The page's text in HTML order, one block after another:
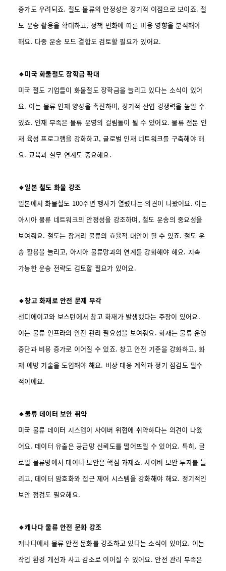
증가도 우려되죠. 철도 물류의 안정성은 장기적 이점으로 보이죠. 철
도 운송 활용을 확대하고, 정책 변화에 따른 비용 영향을 분석해야
해요. 다중 운송 모드 결합도 검토할 필요가 있어요.
🔹미국 화물철도 장학금 확대
미국 철도 기업들이 화물철도 장학금을 늘리고 있다는 소식이 있어
요. 이는 물류 인재 양성을 촉진하며, 장기적 산업 경쟁력을 높일 수
있죠. 인재 부족은 물류 운영의 걸림돌이 될 수 있어요. 물류 전문 인
재 육성 프로그램을 강화하고, 글로벌 인재 네트워크를 구축해야 해
요. 교육과 실무 연계도 중요해요.
🔹일본 철도 화물 강조
일본에서 화물철도 100주년 행사가 열렸다는 의견이 나왔어요. 이는
아시아 물류 네트워크의 안정성을 강조하며, 철도 운송의 중요성을
보여줘요. 철도는 장거리 물류의 효율적 대안이 될 수 있죠. 철도 운
송 활용을 늘리고, 아시아 물류망과의 연계를 강화해야 해요. 지속
가능한 운송 전략도 검토할 필요가 있어요.
🔹창고 화재로 안전 문제 부각
샌디에이고와 보스턴에서 창고 화재가 발생했다는 주장이 있어요.
이는 물류 인프라의 안전 관리 필요성을 보여줘요. 화재는 물류 운영
중단과 비용 증가로 이어질 수 있죠. 창고 안전 기준을 강화하고, 화
재 예방 기술을 도입해야 해요. 비상 대응 계획과 정기 점검도 필수
적이에요.
🔹물류 데이터 보안 취약
미국 물류 데이터 시스템이 사이버 위협에 취약하다는 의견이 나왔
어요. 데이터 유출은 공급망 신뢰도를 떨어뜨릴 수 있어요. 특히, 글
로벌 물류망에서 데이터 보안은 핵심 과제죠. 사이버 보안 투자를 늘
리고, 데이터 암호화와 접근 제어 시스템을 강화해야 해요. 정기적인
보안 점검도 필요해요.
🔹캐나다 물류 안전 문화 강조
캐나다에서 물류 안전 문화를 강조하고 있다는 소식이 있어요. 이는
작업 환경 개선과 사고 감소로 이어질 수 있어요. 안전 관리 부족은